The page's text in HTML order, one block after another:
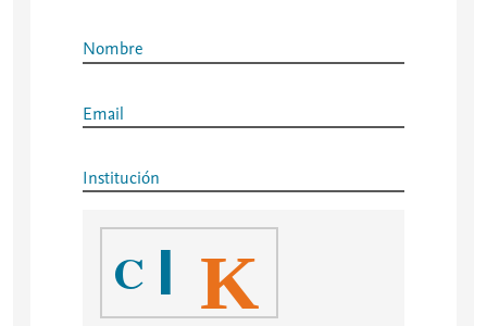
Nombre
Email
Institución
C I K